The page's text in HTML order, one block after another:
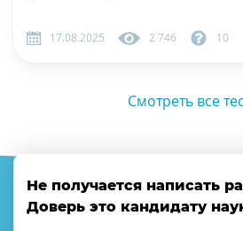
17.08.2025 2 746 10
Смотреть все
Не получается написать
Доверь это кандидату